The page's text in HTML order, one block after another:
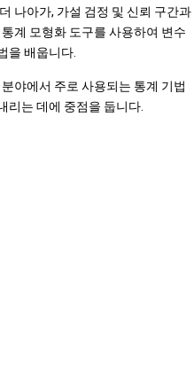
나아가, 가설 검정 및 신뢰 구간과
계 모형화 도구를 사용하여 변수
을 배웁니다.
야에서 주로 사용되는 통계 기법
리는 데에 중점을 둡니다.